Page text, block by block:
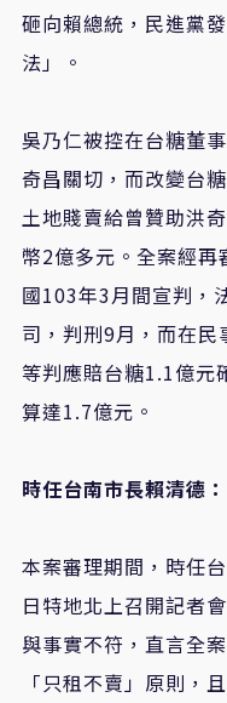
砸向賴總統，民進黨
法」。
吳乃仁被控在台糖董
奇昌關切，而改變台
土地賤賣給曾贊助洪
幣2億多元。全案經
國103年3月間宣判，
司，判刑9月，而在
等判應賠台糖1.1億元
算達1.7億元。
時任台南市長賴清德
本案審理期間，時任
日特地北上召開記者
與事實不符，直言全
「只租不賣」原則，